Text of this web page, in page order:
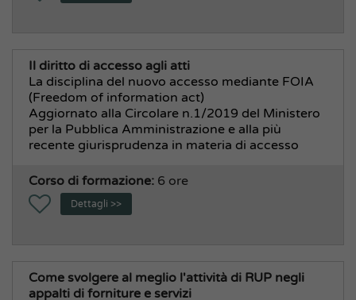
Il diritto di accesso agli atti
La disciplina del nuovo accesso mediante FOIA
(Freedom of information act)
Aggiornato alla Circolare n.1/2019 del Ministero
per la Pubblica Amministrazione e alla più
recente giurisprudenza in materia di accesso
Corso di formazione: 6 ore
Dettagli >>
Come svolgere al meglio l'attività di RUP negli
appalti di forniture e servizi